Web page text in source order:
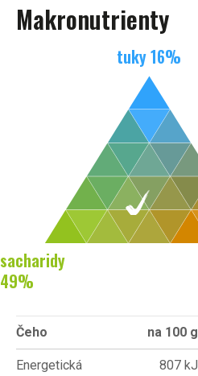
Makronutrienty
tuky16%
sacharidy
49%
Čeho na 100 g
Energetická
807 kJ